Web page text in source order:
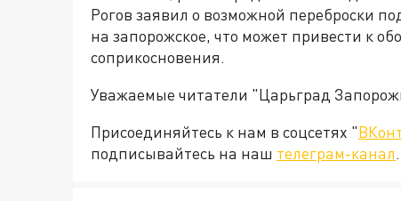
Рогов заявил о возможной переброски
на запорожское, что может привести к
соприкосновения.
Уважаемые читатели "Царьград
Присоединяйтесь к нам в соцсетях "
подписывайтесь на наш телеграм-канал.